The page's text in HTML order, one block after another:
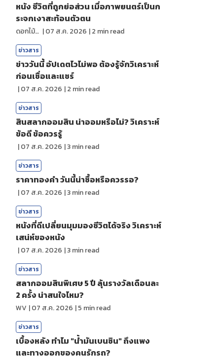
หนัง ชีวิตที่ถูกย่อส่วน เมื่อภาพยนตร์เป็นก
ระจกเงาสะท้อนตัวตน
ดอกไม้กับสายน้ำ |07 ส.ค. 2026 |2 min read
ข่าวสาร
ข่าววันนี้ อัปเดตไวไม่พอ ต้องรู้จักวิเคราะห์
ก่อนเชื่อและแชร์
|07 ส.ค. 2026 |2 min read
ข่าวสาร
สินสลากออมสิน น่าออมหรือไม่? วิเคราะห์
ข้อดี ข้อควรรู้
|07 ส.ค. 2026 |3min read
ข่าวสาร
ราคาทองคํา วันนี้น่าซื้อหรือควรรอ?
|07 ส.ค. 2026 |3min read
ข่าวสาร
หนังที่ดีเปลี่ยนมุมมองชีวิตได้จริง วิเคราะห์
เสน่ห์ของหนัง
|07 ส.ค. 2026 |3min read
ข่าวสาร
สลากออมสินพิเศษ 5 ปี ลุ้นรางวัลเดือนละ
2 ครั้ง น่าสนใจไหม?
WV |07 ส.ค. 2026 |5 min read
ข่าวสาร
เบื้องหลัง ทำไม "น้ำมันเบนซิน" ถึงแพง
และทางออกของคนรักรถ?